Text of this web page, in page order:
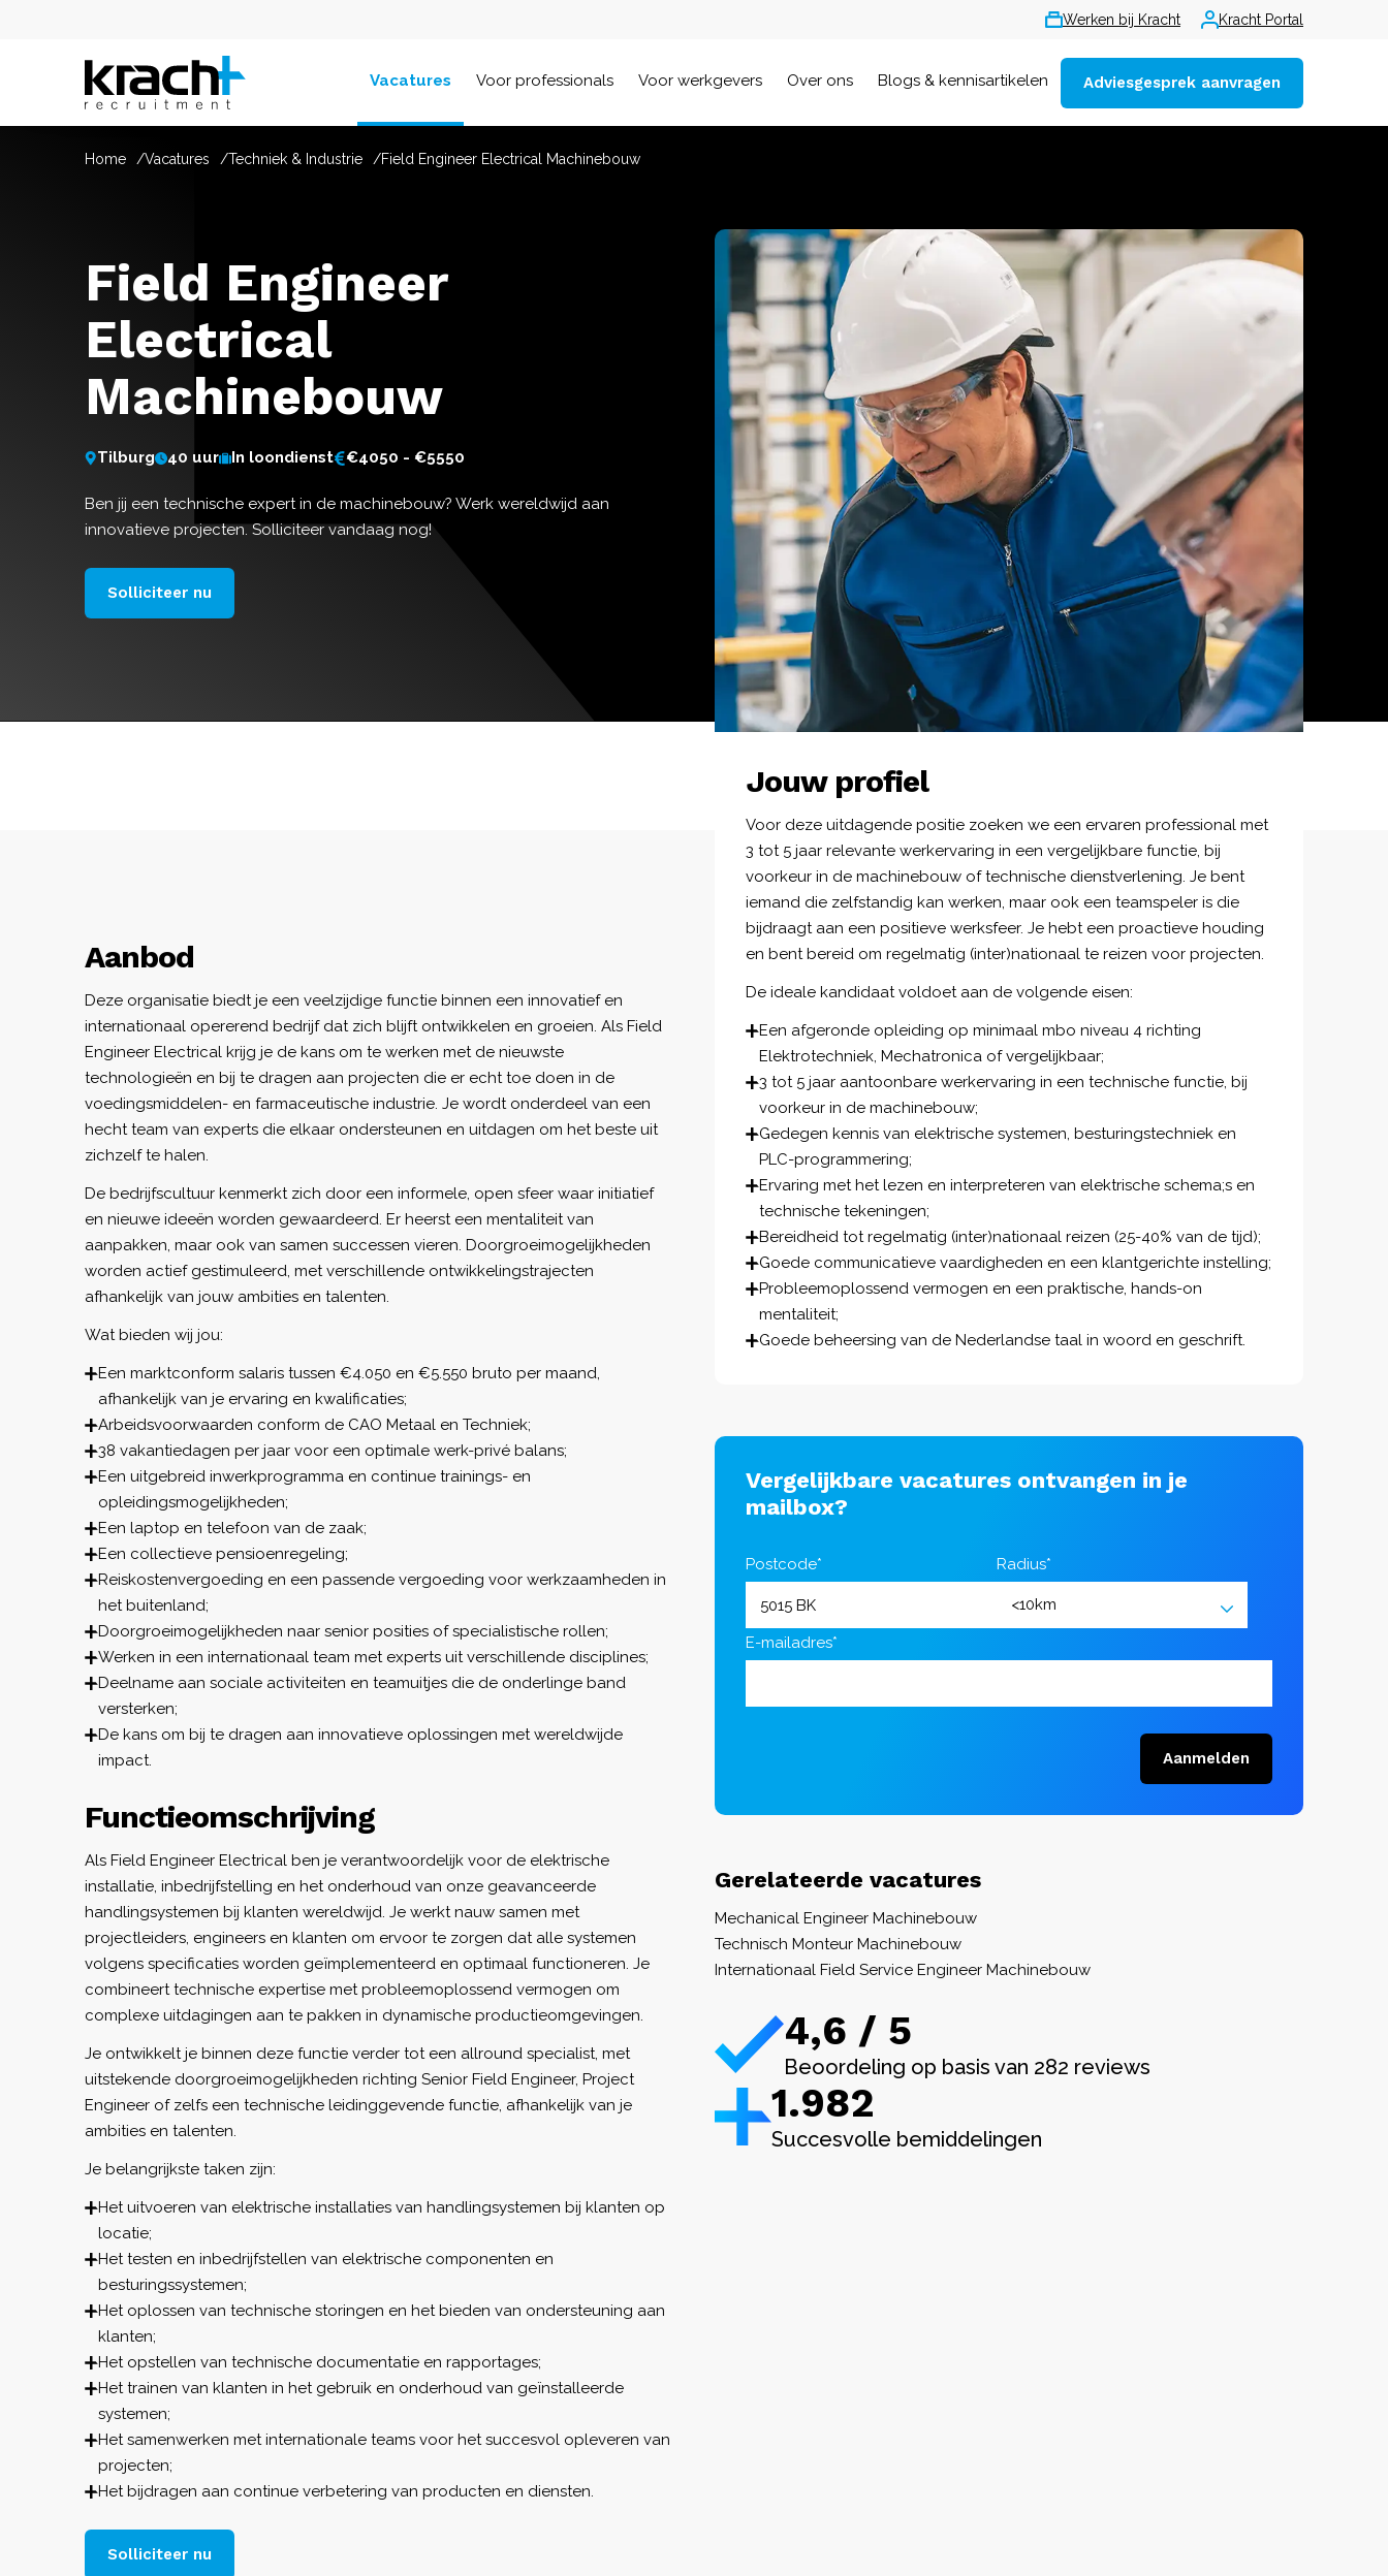
Werken bij Kracht Kracht Portal
Vacatures Voor professionals Voor werkgevers Over ons Blogs & kennisartikelen Adviesgesprek aanvragen
Home Vacatures Techniek & Industrie Field Engineer Electrical Machinebouw
Field Engineer
Electrical
Machinebouw
Tilburg 40 uur In loondienst €4050 - €5550
Ben jij een technische expert in de machinebouw? Werk wereldwijd aan
innovatieve projecten. Solliciteer vandaag nog!
Solliciteer nu
Aanbod
Deze organisatie biedt je een veelzijdige functie binnen een innovatief en
internationaal opererend bedrijf dat zich blijft ontwikkelen en groeien. Als Field
Engineer Electrical krijg je de kans om te werken met de nieuwste
technologieën en bij te dragen aan projecten die er echt toe doen in de
voedingsmiddelen- en farmaceutische industrie. Je wordt onderdeel van een
hecht team van experts die elkaar ondersteunen en uitdagen om het beste uit
zichzelf te halen.
De bedrijfscultuur kenmerkt zich door een informele, open sfeer waar initiatief
en nieuwe ideeën worden gewaardeerd. Er heerst een mentaliteit van
aanpakken, maar ook van samen successen vieren. Doorgroeimogelijkheden
worden actief gestimuleerd, met verschillende ontwikkelingstrajecten
afhankelijk van jouw ambities en talenten.
Wat bieden wij jou:
Een marktconform salaris tussen €4.050 en €5.550 bruto per maand,
afhankelijk van je ervaring en kwalificaties;
Arbeidsvoorwaarden conform de CAO Metaal en Techniek;
38 vakantiedagen per jaar voor een optimale werk-privé balans;
Een uitgebreid inwerkprogramma en continue trainings- en
opleidingsmogelijkheden;
Een laptop en telefoon van de zaak;
Een collectieve pensioenregeling;
Reiskostenvergoeding en een passende vergoeding voor werkzaamheden in
het buitenland;
Doorgroeimogelijkheden naar senior posities of specialistische rollen;
Werken in een internationaal team met experts uit verschillende disciplines;
Deelname aan sociale activiteiten en teamuitjes die de onderlinge band
versterken;
De kans om bij te dragen aan innovatieve oplossingen met wereldwijde
impact.
Functieomschrijving
Als Field Engineer Electrical ben je verantwoordelijk voor de elektrische
installatie, inbedrijfstelling en het onderhoud van onze geavanceerde
handlingsystemen bij klanten wereldwijd. Je werkt nauw samen met
projectleiders, engineers en klanten om ervoor te zorgen dat alle systemen
volgens specificaties worden geïmplementeerd en optimaal functioneren. Je
combineert technische expertise met probleemoplossend vermogen om
complexe uitdagingen aan te pakken in dynamische productieomgevingen.
Je ontwikkelt je binnen deze functie verder tot een allround specialist, met
uitstekende doorgroeimogelijkheden richting Senior Field Engineer, Project
Engineer of zelfs een technische leidinggevende functie, afhankelijk van je
ambities en talenten.
Je belangrijkste taken zijn:
Het uitvoeren van elektrische installaties van handlingsystemen bij klanten op
locatie;
Het testen en inbedrijfstellen van elektrische componenten en
besturingssystemen;
Het oplossen van technische storingen en het bieden van ondersteuning aan
klanten;
Het opstellen van technische documentatie en rapportages;
Het trainen van klanten in het gebruik en onderhoud van geïnstalleerde
systemen;
Het samenwerken met internationale teams voor het succesvol opleveren van
projecten;
Het bijdragen aan continue verbetering van producten en diensten.
Solliciteer nu
Jouw profiel
Voor deze uitdagende positie zoeken we een ervaren professional met
3 tot 5 jaar relevante werkervaring in een vergelijkbare functie, bij
voorkeur in de machinebouw of technische dienstverlening. Je bent
iemand die zelfstandig kan werken, maar ook een teamspeler is die
bijdraagt aan een positieve werksfeer. Je hebt een proactieve houding
en bent bereid om regelmatig (inter)nationaal te reizen voor projecten.
De ideale kandidaat voldoet aan de volgende eisen:
Een afgeronde opleiding op minimaal mbo niveau 4 richting
Elektrotechniek, Mechatronica of vergelijkbaar;
3 tot 5 jaar aantoonbare werkervaring in een technische functie, bij
voorkeur in de machinebouw;
Gedegen kennis van elektrische systemen, besturingstechniek en
PLC-programmering;
Ervaring met het lezen en interpreteren van elektrische schema;s en
technische tekeningen;
Bereidheid tot regelmatig (inter)nationaal reizen (25-40% van de tijd);
Goede communicatieve vaardigheden en een klantgerichte instelling;
Probleemoplossend vermogen en een praktische, hands-on
mentaliteit;
Goede beheersing van de Nederlandse taal in woord en geschrift.
Vergelijkbare vacatures ontvangen in je
mailbox?
Postcode* Radius*
E-mailadres*
Aanmelden
Gerelateerde vacatures
Mechanical Engineer Machinebouw
Technisch Monteur Machinebouw
Internationaal Field Service Engineer Machinebouw
4,6 / 5
Beoordeling op basis van 282 reviews
1.982
Succesvolle bemiddelingen